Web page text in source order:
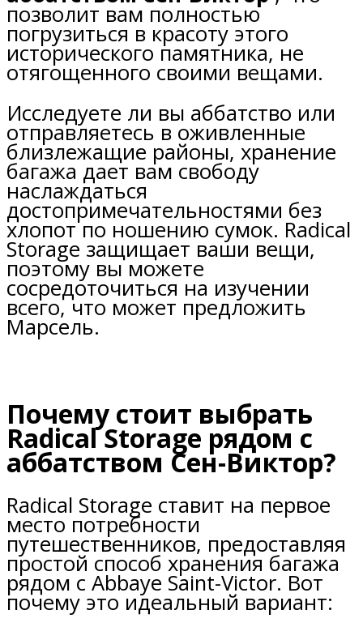
позволит вам полностью
погрузиться в красоту этого
исторического памятника, не
отягощенного своими вещами.
Исследуете ли вы аббатство или
отправляетесь в оживленные
близлежащие районы, хранение
багажа дает вам свободу
наслаждаться
достопримечательностями без
хлопот по ношению сумок. Radical
Storage защищает ваши вещи,
поэтому вы можете
сосредоточиться на изучении
всего, что может предложить
Марсель.
Почему стоит выбрать
Radical Storage рядом с
аббатством Сен-Виктор?
Radical Storage ставит на первое
место потребности
путешественников, предоставляя
простой способ хранения багажа
рядом с Abbaye Saint-Victor. Вот
почему это идеальный вариант: